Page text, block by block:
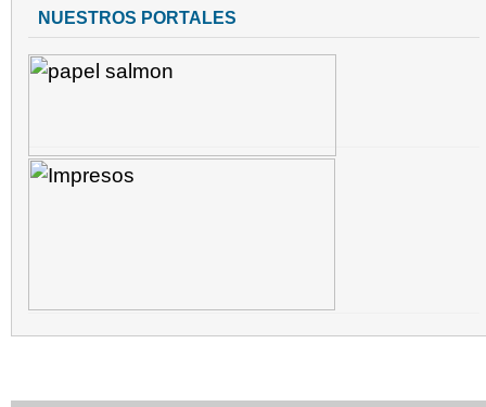
NUESTROS PORTALES